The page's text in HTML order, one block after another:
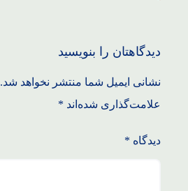
دیدگاهتان را بنویسید
نشانی ایمیل شما منتشر نخواهد شد.
علامت‌گذاری شده‌اند *
دیدگاه *